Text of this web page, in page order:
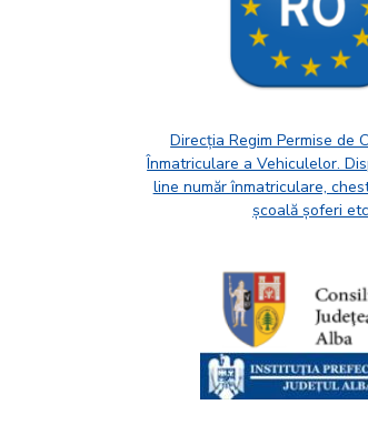
Direcția Regim Permise de
Înmatriculare a Vehiculelor.
line număr înmatriculare,
școală șoferi etc